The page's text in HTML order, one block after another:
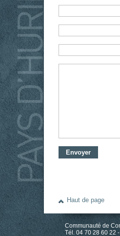
Haut de page
Communauté de
Tél. 04 70 28 60 22